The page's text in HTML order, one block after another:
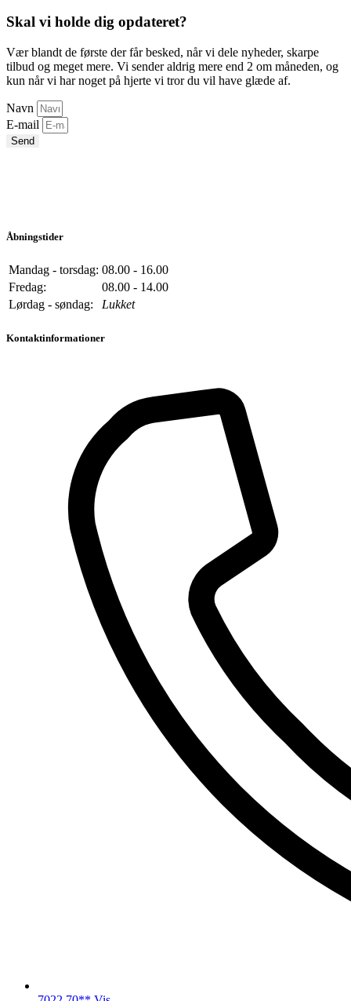
Skal vi holde dig opdateret?
Vær blandt de første der får besked, når vi dele nyheder, skarpe
tilbud og meget mere. Vi sender aldrig mere end 2 om måneden, og
kun når vi har noget på hjerte vi tror du vil have glæde af.
Navn
E-mail
Send
Åbningstider
Mandag - torsdag: 08.00 - 16.00
Fredag:
08.00 - 14.00
Lørdag - søndag:
Lukket
Kontaktinformationer